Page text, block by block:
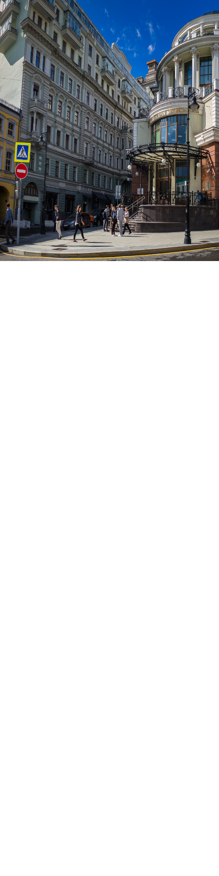
Перейти к основному содержанию